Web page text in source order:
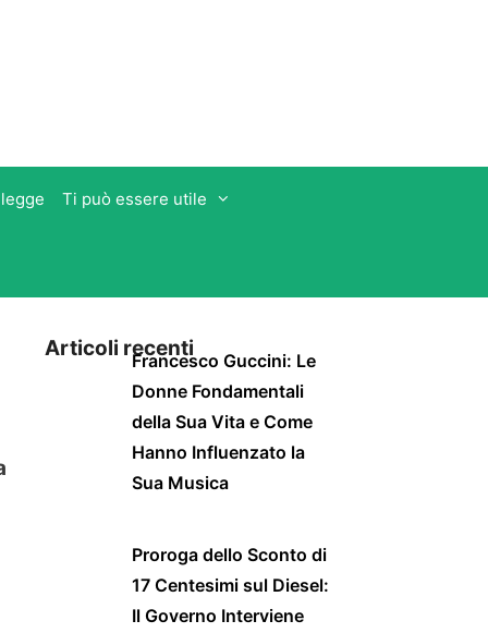
Ti può essere utile
Articoli recentiFrancesco Guccini: Le
Donne Fondamentali
della Sua Vita e Come
Hanno Influenzato la
Sua Musica
Proroga dello Sconto di
17 Centesimi sul Diesel:
Il Governo Interviene